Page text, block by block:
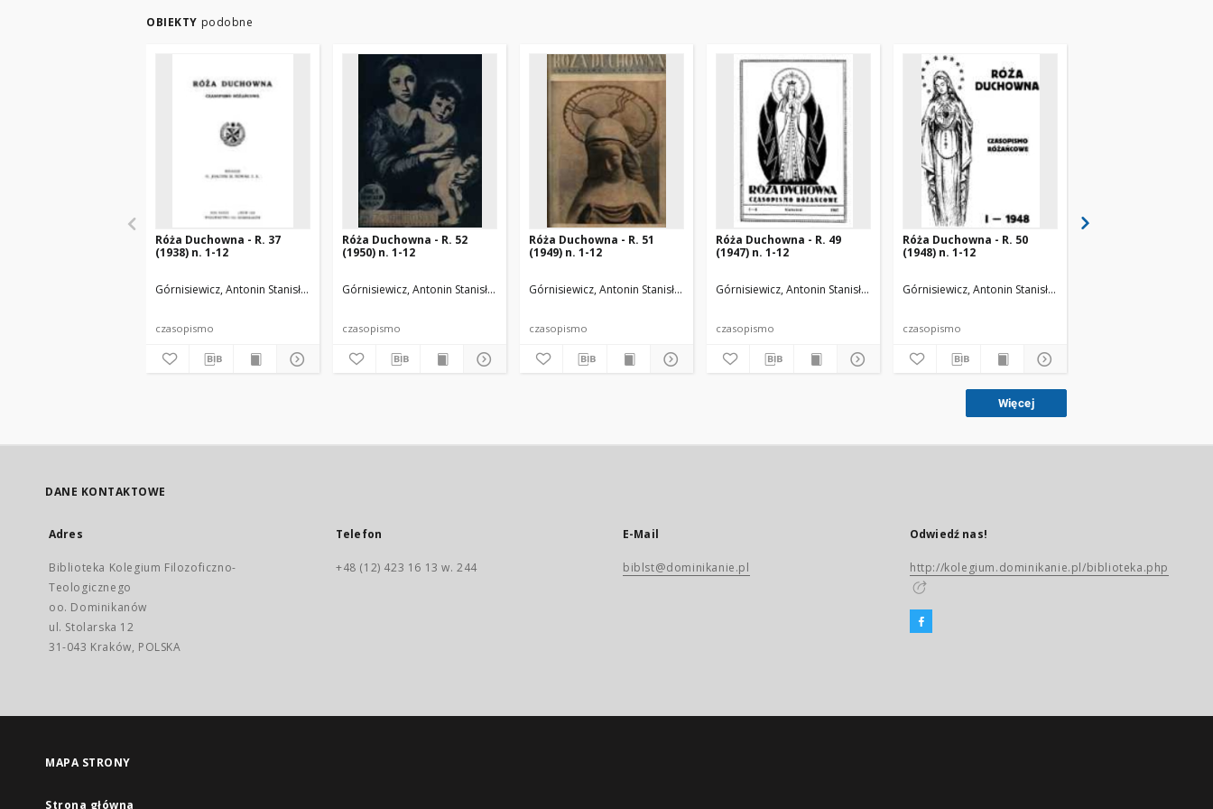
OBIEKTY podobne
Róża Duchowna - R. 37
(1938) n. 1-12
Górnisiewicz, Antonin Stanisław (1871-1948). Red.
czasopismo
Róża Duchowna - R. 52
(1950) n. 1-12
Górnisiewicz, Antonin Stanisław (1871-1948). Red.
czasopismo
Róża Duchowna - R. 51
(1949) n. 1-12
Górnisiewicz, Antonin Stanisław (1871-1948). Red.
czasopismo
Róża Duchowna - R. 49
(1947) n. 1-12
Górnisiewicz, Antonin Stanisław (1871-1948). Red.
czasopismo
Róża Duchowna - R. 50
(1948) n. 1-12
Górnisiewicz, Antonin Stanisław (1871-1948). Red.
czasopismo
Więcej
DANE KONTAKTOWE
Adres
Biblioteka Kolegium Filozoficzno-
Teologicznego
oo. Dominikanów
ul. Stolarska 12
31-043 Kraków, POLSKA
Telefon
+48 (12) 423 16 13 w. 244
E-Mail
biblst@dominikanie.pl
Odwiedź nas!
http://kolegium.dominikanie.pl/biblioteka.php
MAPA STRONY
Strona główna